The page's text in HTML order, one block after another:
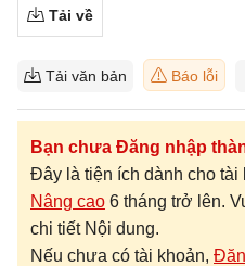
Tải về
Tải văn bản Báo lỗi
Bạn chưa Đăng nhập
Đây là tiện ích dành cho tài
Nâng cao 6 tháng trở lên.
chi tiết Nội dung.
Nếu chưa có tài khoản,